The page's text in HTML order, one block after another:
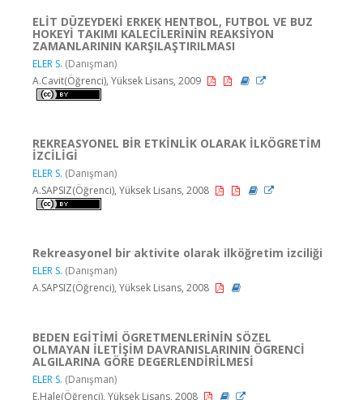
ELİT DÜZEYDEKİ ERKEK HENTBOL, FUTBOL VE BUZ
HOKEYİ TAKIMI KALECİLERİNİN REAKSİYON
ZAMANLARININ KARŞILAŞTIRILMASI
ELER S. (Danışman)
A.Cavit(Öğrenci), Yüksek Lisans, 2009
REKREASYONEL BİR ETKİNLİK OLARAK İLKÖGRETİM
İZCİLİGİ
ELER S. (Danışman)
A.SAPSIZ(Öğrenci), Yüksek Lisans, 2008
Rekreasyonel bir aktivite olarak ilköğretim izciliği
ELER S. (Danışman)
A.SAPSIZ(Öğrenci), Yüksek Lisans, 2008
BEDEN EGİTİMİ ÖGRETMENLERİNİN SÖZEL
OLMAYAN İLETİŞİM DAVRANISLARININ ÖGRENCİ
ALGILARINA GÖRE DEGERLENDİRİLMESİ
ELER S. (Danışman)
E.Hale(Öğrenci), Yüksek Lisans, 2008